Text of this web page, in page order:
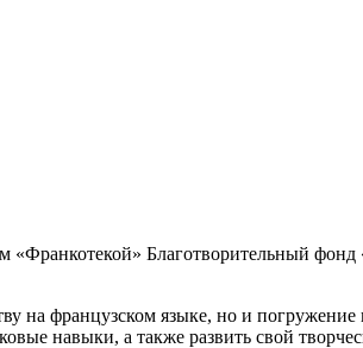
Благотворительный фонд
на французском языке, но и
навыки, а также развить свой